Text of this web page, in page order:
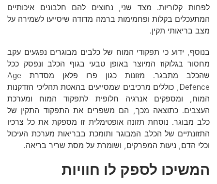
לפחות קלוריות. מצד שני, נחוצים להם חלבונים איכותיים
המתעכלים בקלות ופחמימות ברמה מדודה שיסייעו לשמירה על
מצב בריאותי תקין.
בנוסף, ידוע כי תפקודי המוח של כלבים מבוגרים נפגעים עקב
מחסור בגלוקוז המיוצר באופן טבעי בגוף הכלב ונפסק ככל
שהכלב מתבגר. מזונות כגון פרו פלאן מסדרת Age
Defence, כוללים מרכיבים שמסייעים בהאטת תהליכי הזדקנות
המוח, ומספקים אנרגיה חלופית לתפקוד המוח ומערכת
העצבים. כתוצאה מכך, הם משפרים את התפקוד התקין של
כלב מבוגר. נוסחת תזונה אופטימלית זו מספקת את כל צרכיו
התזונתיים של הכלב המבוגר ותומכת בבריאות מערכת העיכול
וכלי הדם, ניעות המפרקים, ושומרת על מסת שריר בריאה.
המשיכו לספק לו חוויות